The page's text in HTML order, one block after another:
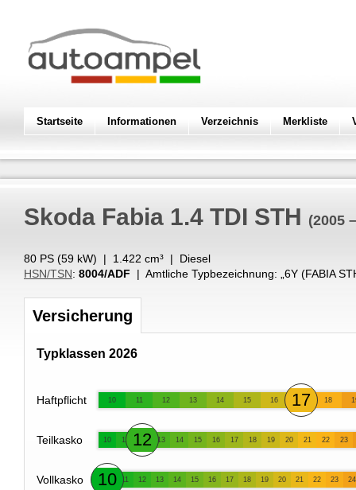
Startseite Informationen Verzeichnis Merkliste
Skoda Fabia 1.4 TDI STH (2005
80 PS (59 kW) | 1.422 cm³ | Diesel
HSN/TSN: 8004/ADF | Amtliche Typbezeichnung: „ 6Y (FABIA
Versicherung
Typklassen 2026
Haftpflicht 10 11 12 13 14 15 16 17 18
Teilkasko 10 11 12 13 14 15 16 17 18 19 20 21 22 23
Vollkasko 10 11 12 13 14 15 16 17 18 19 20 21 22 23 24